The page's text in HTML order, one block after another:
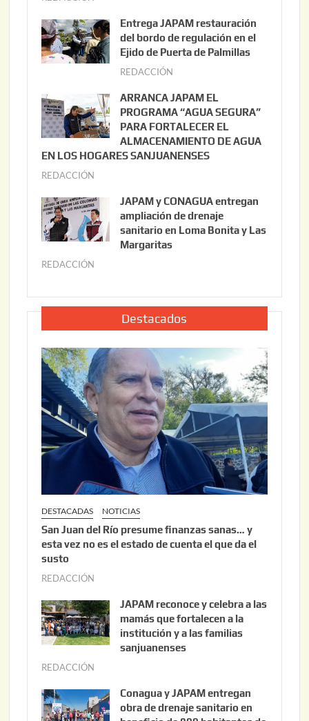
o
s
t
3
,
2
0
Entrega JAPAM restauración
del bordo de regulación en el
Ejido de Puerta de Palmillas
REDACCIÓN
i
o
2
2
0
ARRANCA JAPAM EL
PROGRAMA “AGUA SEGURA”
PARA FORTALECER EL
ALMACENAMIENTO DE AGUA
EN LOS HOGARES SANJUANENSES
REDACCIÓN
l
i
o
,
0
2
6
JAPAM y CONAGUA entregan
ampliación de drenaje
sanitario en Loma Bonita y Las
Margaritas
REDACCIÓN
l
o
2
2
,
2
6
Destacados
DESTACADAS NOTICIAS
San Juan del Río presume finanzas sanas… y
esta vez no es el estado de cuenta el que da el
susto
REDACCIÓN
o
s
t
,
2
JAPAM reconoce y celebra a las
mamás que fortalecen a la
institución y a las familias
sanjuanenses
REDACCIÓN
n
Conagua y JAPAM entregan
obra de drenaje sanitario en